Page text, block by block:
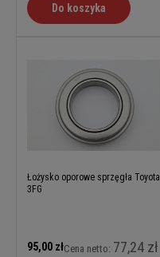
Do koszyka
Łożysko oporowe sprzęgła Toyota
3FG
95,00 złCena netto: 77,24 zł